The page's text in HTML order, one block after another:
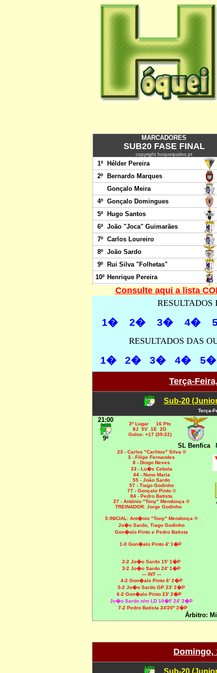
Consulte aqui a lista
RESULTADOS
1� 2� 3� 4�
RESULTADOS DAS
1� 2� 3� 4� 5�
Terça-
Sub-20
Terça-
21:00
9ª
3º Lugar 16 Pts
8J 5V 1E 2D
Golos: +17 (39-22)
SL Benfica
23- Carlos "Carlitos" Silva ®
3 - Filipe Fernandes
8 - Diogo Neves
33 - Lu�s Cebola
44 - Nuno Maria
55 - João Sardo
57 - Tiago Godinho
77 - Gonçalo Pinto ©
84 - Pedro Batista
27 - António "Tony" Mendonça ®
TREINADOR: Jorge Godinho
5 INICIAL: Ant�nio "Tony" Mendonça ®
Jo�o Sardo, Tiago Godinho
Gon�alo Pinto e Pedro Batista
1-0 Gon�alo Pinto 4' 1�P
2-2 Jo�o Sardo 15' 1�P
3-2 Jo�o Sardo 24' 1�P
--- INT ---
4-2 Gon�alo Pinto 6' 2�P
5-2 Jo�o Sardo GP 23' 2�P
6-2 Gon�alo Pinto 23' 2�P
Jo�o Sardo n/m LD 10�F 24' 2�P
7-2 Pedro Batista 24'20'' 2�P
Árbitro:
Domingo,
Sub-20